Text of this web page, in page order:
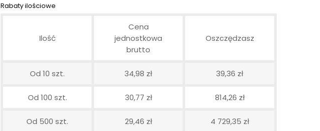
Rabaty ilościowe
Ilość
Cena
jednostkowa
brutto
Oszczędzasz
Od 10 szt. 34,98 zł 39,36 zł
Od 100 szt. 30,77 zł 814,26 zł
Od 500 szt. 29,46 zł 4 729,35 zł